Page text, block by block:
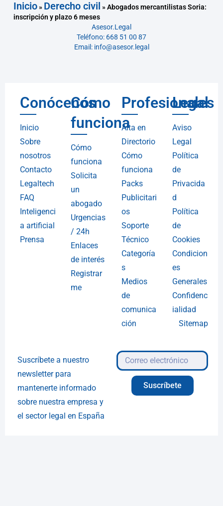
Inicio» Derecho civil »Abogados mercantilistas Soria:
inscripción y plazo 6 meses
Asesor.Legal
Teléfono: 668 51 00 87
Email: info@asesor.legal
Conócenos
Inicio
Sobre
nosotros
Contacto
Legaltech
FAQ
Inteligenci
a artificial
Prensa
Cómo
funciona
Cómo
funciona
Solicita
un
abogado
Urgencias
/ 24h
Enlaces
de interés
Registrar
me
Profesionales
Alta en
Directorio
Cómo
funciona
Packs
Publicitari
os
Soporte
Técnico
Categoría
s
Medios
de
comunica
ción
Legal
Aviso
Legal
Política
de
Privacida
d
Política
de
Cookies
Condicion
es
Generales
Confidenc
ialidad
Sitemap
Suscríbete a nuestro
newsletter para
mantenerte informado
sobre nuestra empresa y
el sector legal en España
Suscríbete